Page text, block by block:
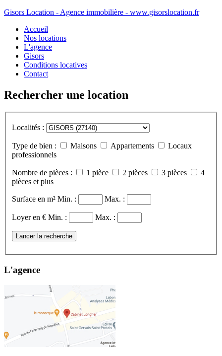
Gisors Location - Agence immobilière - www.gisorslocation.fr
Accueil
Nos locations
L'agence
Gisors
Conditions locatives
Contact
Rechercher une location
Localités :
Type de bien : Maisons Appartements
Locaux
professionnels
Nombre de pièces : 1 pièce 2 pièces 3 pièces
4
pièces et plus
Surface en m² Min. : Max. :
Loyer en € Min. : Max. :
Lancer la recherche
L'agence